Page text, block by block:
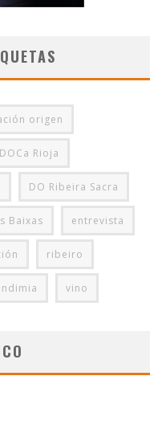
origen
DOCa Rioja
DO Ribeira Sacra
Baixas entrevista
ribeiro
vino